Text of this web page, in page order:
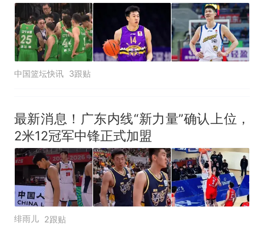
中国篮坛快讯 3跟贴
最新消息！广东内线“新力量”确认上位，
2米12冠军中锋正式加盟
绯雨儿 2跟贴